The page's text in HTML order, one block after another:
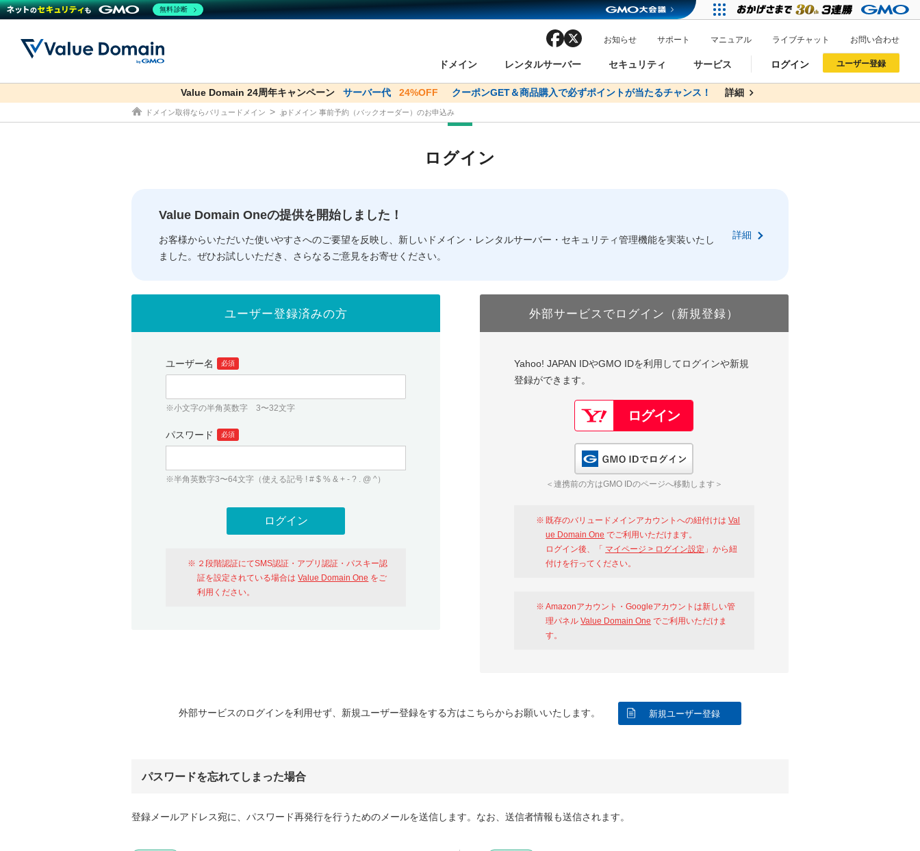
ドメイン
ドメイン ドメイン検索
ドメイン一括検索
人気ドメインの種類 WHOIS検索
レンタルサーバー
レンタルサーバー コアサーバー
セキュリティ
セキュリティ Value Domain ネットde診断
サービス
サービス お得意様割引
バリュードメインAPI
facebook お知らせ サポート マニュアル ライブチャット お問い合わせ
ログイン
従来のバリュードメインをご利用希望の方 おすすめ One レンタルサーバーを含む最新の機能を使う方
以下でもログイン可能
ユーザー登録
従来のバリュードメインをご利用希望の方 おすすめ One レンタルサーバーを含む最新の機能を使う方
以下でも登録可能
Value Domain 24周年キャンペーン サーバー代 24%OFF クーポンGET＆商品購入で必ずポイントが当たるチャンス！ 詳細
co.jpドメイン✕コアサーバーV2ビジネス応援キャンペーン サーバー料金1年間無料 詳細
ドメイン取得ならバリュードメイン .jpドメイン 事前予約（バックオーダー）のお申込み
ログイン
Value Domain Oneの提供を開始しました！
お客様からいただいた使いやすさへのご要望を反映し、新しいドメイン・レンタルサーバー・セキュリティ管理機能を実装いたし
ました。ぜひお試しいただき、さらなるご意見をお寄せください。
詳細
ユーザー登録済みの方
ユーザー名 必須
※小文字の半角英数字 3〜32文字
パスワード 必須
※半角英数字3〜64文字（使える記号 ! # $ % & + - ? . @ ^）
２段階認証にてSMS認証・アプリ認証・パスキー認
証を設定されている場合はValue Domain One をご
利用ください。
外部サービスでログイン（新規登録）
Yahoo! JAPAN IDやGMO IDを利用してログインや新規
登録ができます。
＜連携前の方はGMO IDのページへ移動します＞
既存のバリュードメインアカウントへの紐付けはVal
ue Domain One でご利用いただけます。
ログイン後、「 マイページ > ログイン設定 」から紐
付けを行ってください。
Amazonアカウント・Googleアカウントは新しい管
理パネルValue Domain One でご利用いただけま
す。
外部サービスのログインを利用せず、新規ユーザー登録をする方はこちらからお願いいたします。 新規ユーザー登録
パスワードを忘れてしまった場合
登録メールアドレス宛に、パスワード再発行を行うためのメールを送信します。なお、送信者情報も送信されます。
無料診断